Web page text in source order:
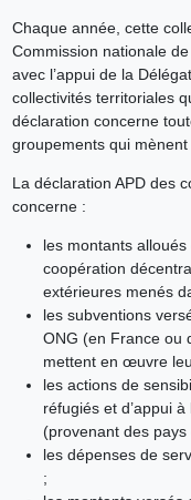
Chaque année, cette
Commission nationale
avec l’appui de la
collectivités territoriales
déclaration concerne
groupements qui
La déclaration APD des
concerne :
les montants
coopération
extérieures menés
les subventions
ONG (en France ou
mettent en œuvre
les actions de
réfugiés et d’appui
(provenant des pays
les dépenses de
;